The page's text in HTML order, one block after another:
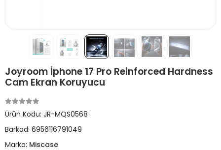
Joyroom İphone 17 Pro Reinforced Hardness
Cam Ekran Koruyucu
Ürün Kodu: JR-MQS0568
Barkod: 6956116791049
Marka: Miscase